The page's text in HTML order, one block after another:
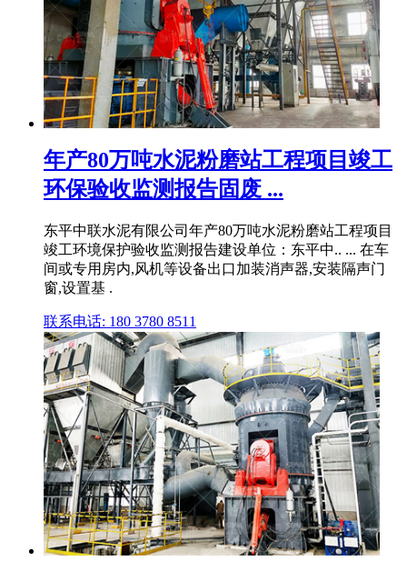
年产80万吨水泥粉磨站工程项目竣工
环保验收监测报告固废 ...
东平中联水泥有限公司年产80万吨水泥粉磨站工程项目
竣工环境保护验收监测报告建设单位：东平中.. ... 在车
间或专用房内,风机等设备出口加装消声器,安装隔声门
窗,设置基 .
联系电话: 180 3780 8511